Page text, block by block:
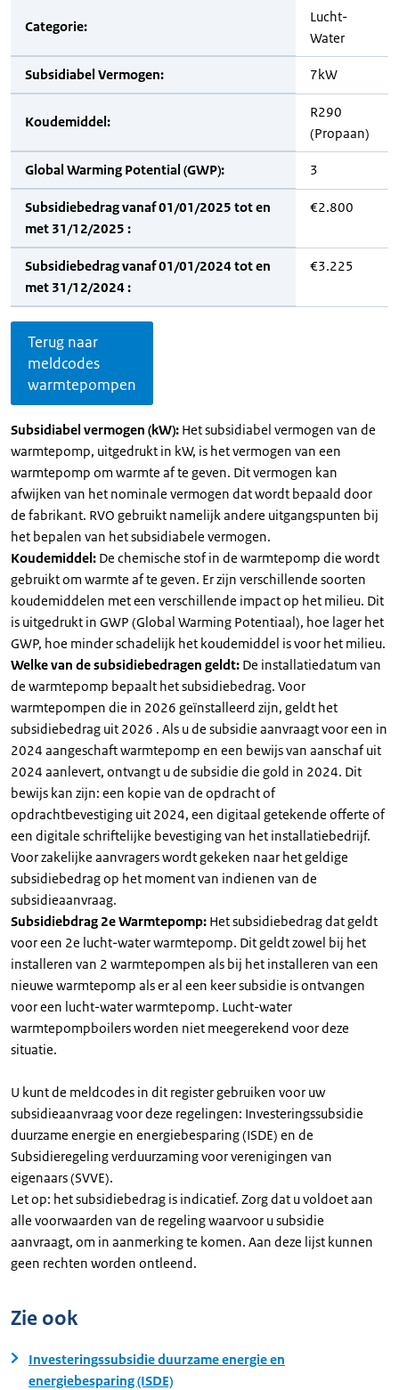
Categorie:
Lucht-
Water
Subsidiabel Vermogen: 7kW
Koudemiddel:
R290
(Propaan)
Global Warming Potential (GWP): 3
Subsidiebedrag vanaf 01/01/2025 tot en
met 31/12/2025 :
€2.800
Subsidiebedrag vanaf 01/01/2024 tot en
met 31/12/2024 :
€3.225
Terug naar
meldcodes
warmtepompen
Subsidiabel vermogen (kW): Het subsidiabel vermogen van de
warmtepomp, uitgedrukt in kW, is het vermogen van een
warmtepomp om warmte af te geven. Dit vermogen kan
afwijken van het nominale vermogen dat wordt bepaald door
de fabrikant. RVO gebruikt namelijk andere uitgangspunten bij
het bepalen van het subsidiabele vermogen.
Koudemiddel: De chemische stof in de warmtepomp die wordt
gebruikt om warmte af te geven. Er zijn verschillende soorten
koudemiddelen met een verschillende impact op het milieu. Dit
is uitgedrukt in GWP (Global Warming Potentiaal), hoe lager het
GWP, hoe minder schadelijk het koudemiddel is voor het milieu.
Welke van de subsidiebedragen geldt: De installatiedatum van
de warmtepomp bepaalt het subsidiebedrag. Voor
warmtepompen die in 2026 geïnstalleerd zijn, geldt het
subsidiebedrag uit 2026 . Als u de subsidie aanvraagt voor een in
2024 aangeschaft warmtepomp en een bewijs van aanschaf uit
2024 aanlevert, ontvangt u de subsidie die gold in 2024. Dit
bewijs kan zijn: een kopie van de opdracht of
opdrachtbevestiging uit 2024, een digitaal getekende offerte of
een digitale schriftelijke bevestiging van het installatiebedrijf.
Voor zakelijke aanvragers wordt gekeken naar het geldige
subsidiebedrag op het moment van indienen van de
subsidieaanvraag.
Subsidiebdrag 2e Warmtepomp: Het subsidiebedrag dat geldt
voor een 2e lucht-water warmtepomp. Dit geldt zowel bij het
installeren van 2 warmtepompen als bij het installeren van een
nieuwe warmtepomp als er al een keer subsidie is ontvangen
voor een lucht-water warmtepomp. Lucht-water
warmtepompboilers worden niet meegerekend voor deze
situatie.
U kunt de meldcodes in dit register gebruiken voor uw
subsidieaanvraag voor deze regelingen: Investeringssubsidie
duurzame energie en energiebesparing (ISDE) en de
Subsidieregeling verduurzaming voor verenigingen van
eigenaars (SVVE).
Let op: het subsidiebedrag is indicatief. Zorg dat u voldoet aan
alle voorwaarden van de regeling waarvoor u subsidie
aanvraagt, om in aanmerking te komen. Aan deze lijst kunnen
geen rechten worden ontleend.
Zie ook
Investeringssubsidie duurzame energie en
energiebesparing (ISDE)